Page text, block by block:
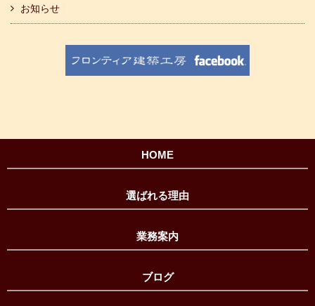
お知らせ
HOME
選ばれる理由
業務案内
ブログ